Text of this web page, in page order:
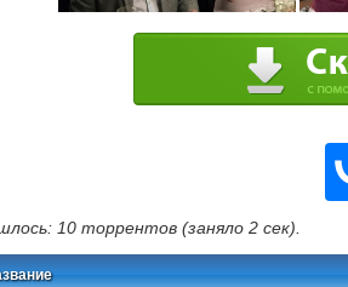
10 торрентов (заняло 2 сек).